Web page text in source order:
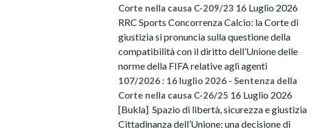
Corte nella causa C-209/23 16 Luglio 2026
RRC Sports Concorrenza Calcio: la Corte di
giustizia si pronuncia sulla questione della
compatibilità con il diritto dell’Unione delle
norme della FIFA relative agli agenti
107/2026 : 16 luglio 2026 - Sentenza della
Corte nella causa C-26/25 16 Luglio 2026
[Bukla] Spazio di libertà, sicurezza e giustizia
Cittadinanza dell’Unione: una decisione di